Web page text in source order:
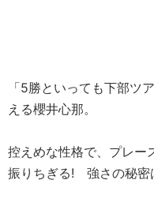
「5勝といっても下部
える櫻井心那。
控えめな性格で、プレ
振りちぎる! 強さの秘密